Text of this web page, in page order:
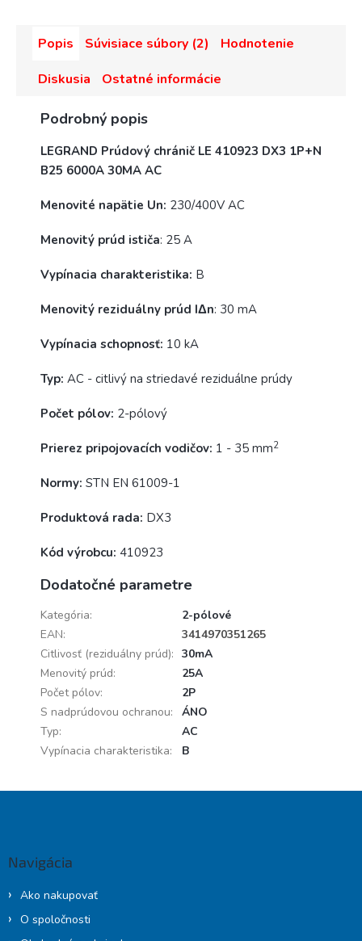
Popis Súvisiace súbory (2)
Hodnotenie
Diskusia
Ostatné informácie
Podrobný popis
LEGRAND Prúdový chránič LE 410923 DX3 1P+N
B25 6000A 30MA AC
Menovité napätie Un: 230/400V AC
Menovitý prúd ističa: 25 A
Vypínacia charakteristika: B
Menovitý reziduálny prúd IΔn: 30 mA
Vypínacia schopnosť: 10 kA
Typ: AC - citlivý na striedavé reziduálne prúdy
Počet pólov: 2-pólový
Prierez pripojovacích vodičov: 1 - 35 mm2
Normy: STN EN 61009-1
Produktová rada: DX3
Kód výrobcu: 410923
Dodatočné parametre
Kategória:
2-pólové
EAN:
3414970351265
Citlivosť (reziduálny prúd): 30mA
Menovitý prúd:
25A
Počet pólov:
2P
S nadprúdovou ochranou:
ÁNO
Typ:
AC
Vypínacia charakteristika: B
Navigácia
Ako nakupovať
O spoločnosti